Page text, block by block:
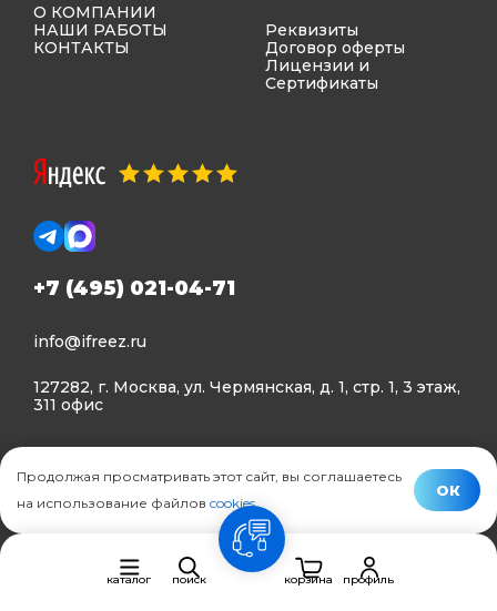
О КОМПАНИИ
НАШИ РАБОТЫ
КОНТАКТЫ
Реквизиты
Договор оферты
Лицензии и
Сертификаты
+7 (495) 021-04-71
info@ifreez.ru
127282, г. Москва, ул. Чермянская, д. 1, стр. 1, 3 этаж,
311 офис
Политика конфиденциальности
Политика использования Cookies
© Ifreez - продажа и установка климатической техники,
каталог поиск
связь
корзина
профиль
Продолжая просматривать этот сайт, вы соглашаетесь
на использование файлов cookies.
ОК